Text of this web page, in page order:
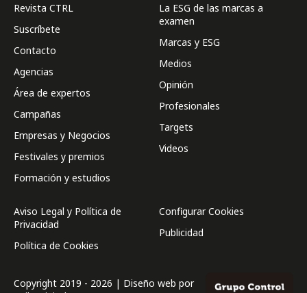
Revista CTRL
Suscríbete
Contacto
Agencias
Área de expertos
Campañas
Empresas y Negocios
Festivales y premios
Formación y estudios
La ESG de las marcas a
examen
Marcas y ESG
Medios
Opinión
Profesionales
Targets
Videos
Aviso Legal y Política de
Privacidad
Política de Cookies
Configurar Cookies
Publicidad
Copyright 2019 - 2026 | Diseño web por